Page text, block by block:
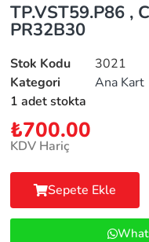
TP.VST59.P86 ,
PR32B30
Stok Kodu
3021
Kategori
Ana Kart
1 adet stokta
₺700.00
KDV Hariç
Sepete Ekle